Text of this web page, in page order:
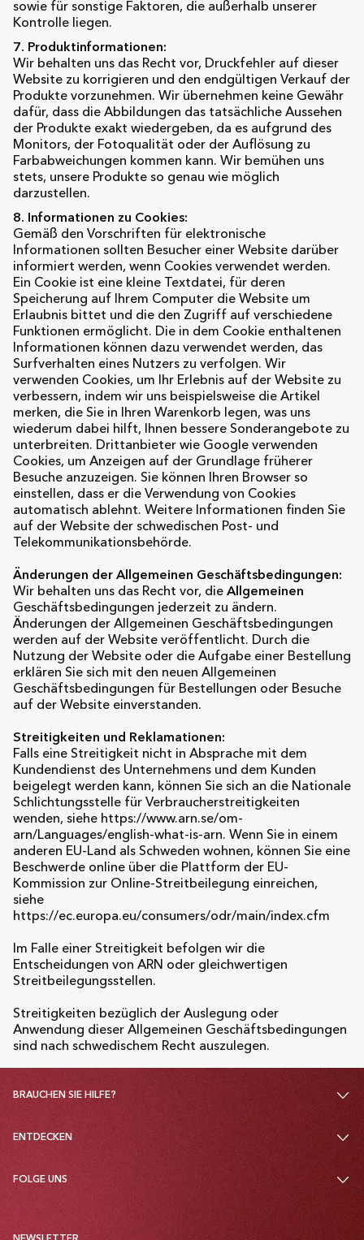
sowie für sonstige Faktoren, die außerhalb unserer
Kontrolle liegen.
7. Produktinformationen:
Wir behalten uns das Recht vor, Druckfehler auf dieser
Website zu korrigieren und den endgültigen Verkauf der
Produkte vorzunehmen. Wir übernehmen keine Gewähr
dafür, dass die Abbildungen das tatsächliche Aussehen
der Produkte exakt wiedergeben, da es aufgrund des
Monitors, der Fotoqualität oder der Auflösung zu
Farbabweichungen kommen kann. Wir bemühen uns
stets, unsere Produkte so genau wie möglich
darzustellen.
8. Informationen zu Cookies:
Gemäß den Vorschriften für elektronische
Informationen sollten Besucher einer Website darüber
informiert werden, wenn Cookies verwendet werden.
Ein Cookie ist eine kleine Textdatei, für deren
Speicherung auf Ihrem Computer die Website um
Erlaubnis bittet und die den Zugriff auf verschiedene
Funktionen ermöglicht. Die in dem Cookie enthaltenen
Informationen können dazu verwendet werden, das
Surfverhalten eines Nutzers zu verfolgen. Wir
verwenden Cookies, um Ihr Erlebnis auf der Website zu
verbessern, indem wir uns beispielsweise die Artikel
merken, die Sie in Ihren Warenkorb legen, was uns
wiederum dabei hilft, Ihnen bessere Sonderangebote zu
unterbreiten. Drittanbieter wie Google verwenden
Cookies, um Anzeigen auf der Grundlage früherer
Besuche anzuzeigen. Sie können Ihren Browser so
einstellen, dass er die Verwendung von Cookies
automatisch ablehnt. Weitere Informationen finden Sie
auf der Website der schwedischen Post- und
Telekommunikationsbehörde.
Änderungen der Allgemeinen Geschäftsbedingungen:
Wir behalten uns das Recht vor, die Allgemeinen
Geschäftsbedingungen jederzeit zu ändern.
Änderungen der Allgemeinen Geschäftsbedingungen
werden auf der Website veröffentlicht. Durch die
Nutzung der Website oder die Aufgabe einer Bestellung
erklären Sie sich mit den neuen Allgemeinen
Geschäftsbedingungen für Bestellungen oder Besuche
auf der Website einverstanden.
Streitigkeiten und Reklamationen:
Falls eine Streitigkeit nicht in Absprache mit dem
Kundendienst des Unternehmens und dem Kunden
beigelegt werden kann, können Sie sich an die Nationale
Schlichtungsstelle für Verbraucherstreitigkeiten
wenden, siehe https://www.arn.se/om-
arn/Languages/english-what-is-arn. Wenn Sie in einem
anderen EU-Land als Schweden wohnen, können Sie eine
Beschwerde online über die Plattform der EU-
Kommission zur Online-Streitbeilegung einreichen,
siehe
https://ec.europa.eu/consumers/odr/main/index.cfm
Im Falle einer Streitigkeit befolgen wir die
Entscheidungen von ARN oder gleichwertigen
Streitbeilegungsstellen.
Streitigkeiten bezüglich der Auslegung oder
Anwendung dieser Allgemeinen Geschäftsbedingungen
sind nach schwedischem Recht auszulegen.
BRAUCHEN SIE HILFE?
ENTDECKEN
FOLGE UNS